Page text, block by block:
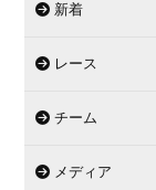
新着
レース
チーム
メディア